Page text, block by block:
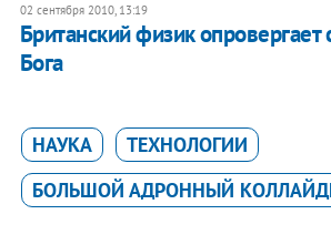
02 сентября 2010, 13:19
Британский физик опровергает
Бога
НАУКА
ТЕХНОЛОГИИ
БОЛЬШОЙ АДРОННЫЙ